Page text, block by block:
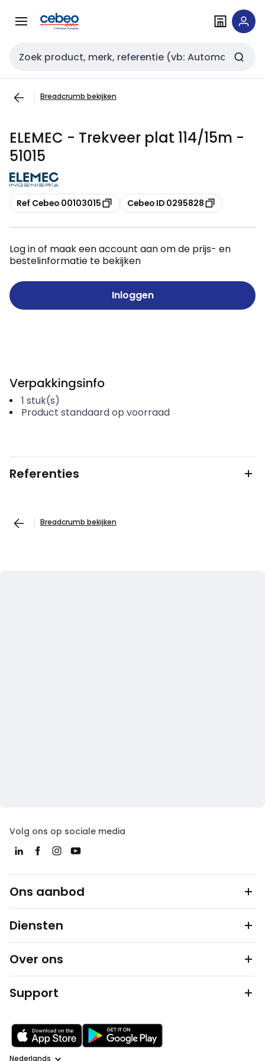
naar
naar
Zoekveld invoer
Breadcrumb bekijken
ELEMEC - Trekveer plat 114/15m -
51015
Kopiëren
Ref Cebeo 00103015 Kopiëren
Cebeo ID 0295828
Log in of maak een account aan om de prijs- en
bestelinformatie te bekijken
Inloggen
Verpakkingsinfo
1 stuk(s)
Product standaard op voorraad
Referenties
Breadcrumb bekijken
Volg ons op sociale media
Ons aanbod
Diensten
Over ons
Support